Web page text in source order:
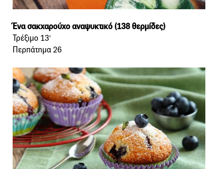
Ένα σακχαρούχο αναψυκτικό (138 θερμίδες)
Τρέξιμο 13′
Περπάτημα 26